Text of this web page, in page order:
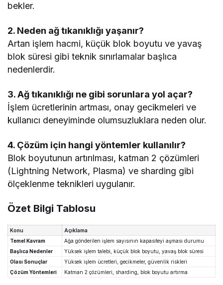
bekler.
2. Neden ağ tıkanıklığı yaşanır?
Artan işlem hacmi, küçük blok boyutu ve yavaş
blok süresi gibi teknik sınırlamalar başlıca
nedenlerdir.
3. Ağ tıkanıklığı ne gibi sorunlara yol açar?
İşlem ücretlerinin artması, onay gecikmeleri ve
kullanıcı deneyiminde olumsuzluklara neden olur.
4. Çözüm için hangi yöntemler kullanılır?
Blok boyutunun artırılması, katman 2 çözümleri
(Lightning Network, Plasma) ve sharding gibi
ölçeklenme teknikleri uygulanır.
Özet Bilgi Tablosu
Konu
Açıklama
Temel Kavram
Ağa gönderilen işlem sayısının kapasiteyi aşması durumu
Başlıca Nedenler
Yüksek işlem talebi, küçük blok boyutu, yavaş blok süresi
Olası Sonuçlar
Yüksek işlem ücretleri, gecikmeler, güvenlik riskleri
Çözüm Yöntemleri
Katman 2 çözümleri, sharding, blok boyutu artırma